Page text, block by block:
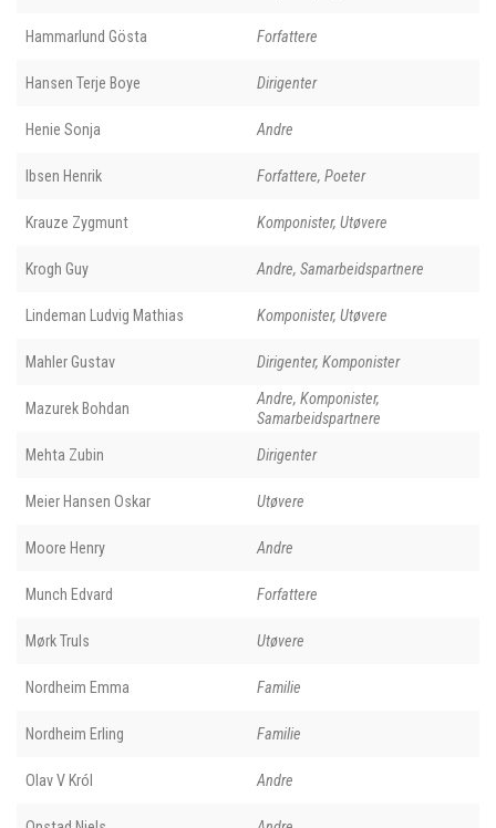
Hammarlund Gösta Forfattere
Hansen Terje Boye Dirigenter
Henie Sonja Andre
Ibsen Henrik Forfattere, Poeter
Krauze Zygmunt Komponister, Utøvere
Krogh Guy Andre, Samarbeidspartnere
Lindeman Ludvig Mathias Komponister, Utøvere
Mahler Gustav Dirigenter, Komponister
Mazurek Bohdan
Andre, Komponister,
Samarbeidspartnere
Mehta Zubin Dirigenter
Meier Hansen Oskar Utøvere
Moore Henry Andre
Munch Edvard Forfattere
Mørk Truls Utøvere
Nordheim Emma Familie
Nordheim Erling Familie
Olav V Król Andre